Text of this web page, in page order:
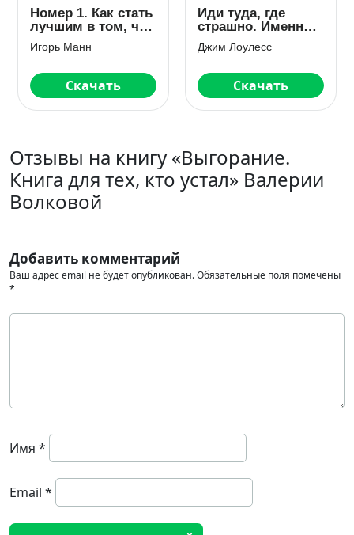
где
Именно
обретешь
Скачать
Трансформатор 3.
В чем сила, бро?
Дмитрий Портнягин
Скачать
Эрик
Отзывы на книгу «Выгорание.
Книга для тех, кто устал» Валерии
Волковой
Добавить комментарий
Ваш адрес email не будет опубликован.Обязательные поля помечены
*
Имя *
Email *